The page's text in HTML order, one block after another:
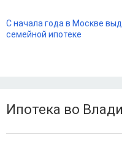
С начала года в Москве
семейной ипотеке
Ипотека во